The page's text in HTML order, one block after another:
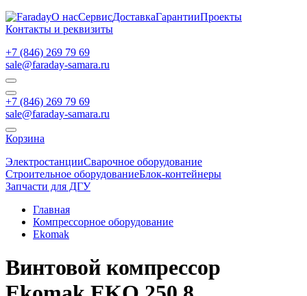
О насСервисДоставкаГарантииПроекты
Контакты и реквизиты
+7 (846) 269 79 69
sale@faraday-samara.ru
+7 (846) 269 79 69
sale@faraday-samara.ru
Корзина
ЭлектростанцииСварочное оборудование
Строительное оборудованиеБлок-контейнеры
Запчасти для ДГУ
Главная
Компрессорное оборудование
Ekomak
Винтовой компрессор